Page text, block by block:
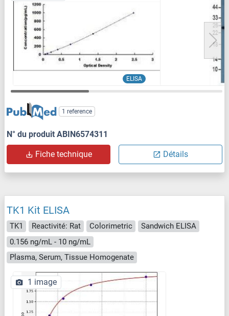
ELISA
1 reference
N° du produit ABIN6574311
Fiche technique Détails
TK1 Kit ELISA
TK1 Reactivité: Rat Colorimetric
Sandwich ELISA
0.156 ng/mL - 10 ng/mL
Plasma, Serum, Tissue Homogenate
1 image